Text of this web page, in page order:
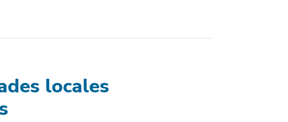
locales